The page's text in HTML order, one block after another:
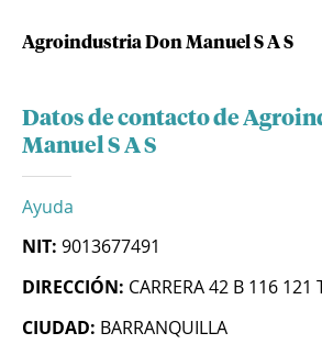
Agroindustria Don Manuel S A S
Datos de contacto de
Manuel S A S
Ayuda
NIT: 9013677491
DIRECCIÓN: CARRERA 42 B 116 121
CIUDAD: BARRANQUILLA